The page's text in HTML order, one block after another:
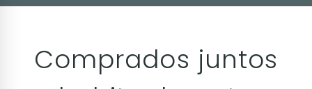
Comprados juntos